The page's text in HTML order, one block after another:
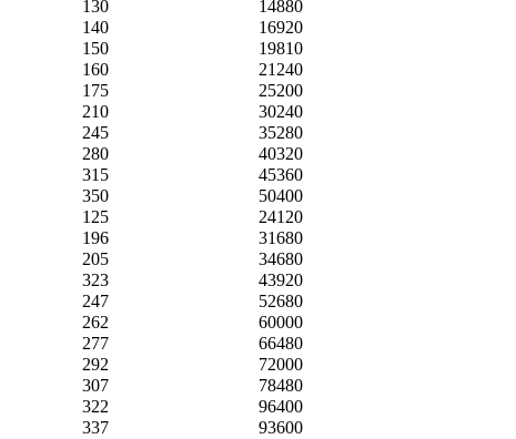
130
14880
140
16920
150
19810
160
21240
175
25200
210
30240
245
35280
280
40320
315
45360
350
50400
125
24120
196
31680
205
34680
323
43920
247
52680
262
60000
277
66480
292
72000
307
78480
322
96400
337
93600